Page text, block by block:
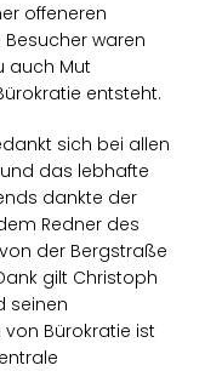
offeneren
Besucher waren
auch Mut
entsteht.
sich bei allen
das lebhafte
dankte der
Redner des
der Bergstraße
gilt Christoph
seinen
Bürokratie ist